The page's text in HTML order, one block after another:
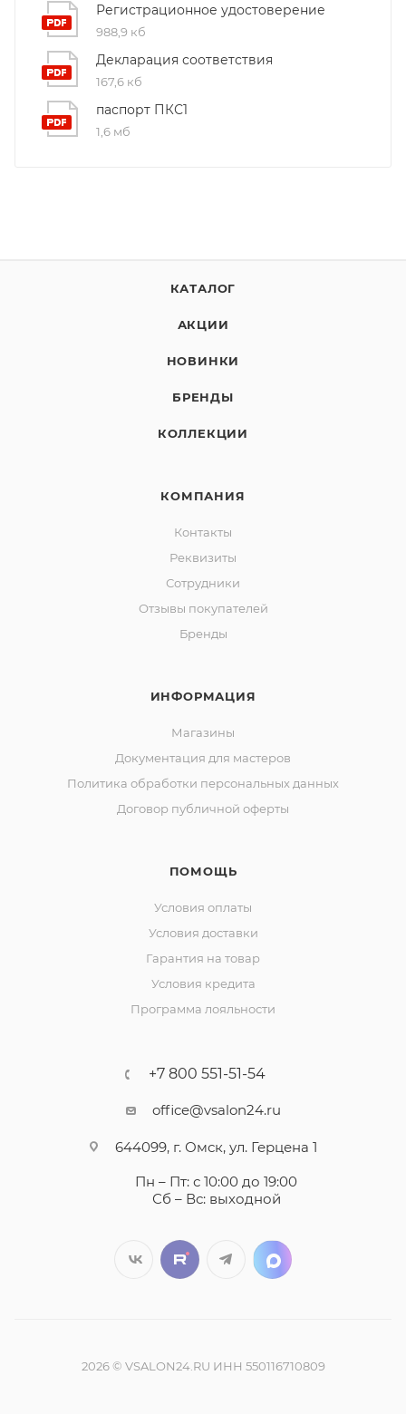
Регистрационное удостоверение
988,9 кб
Декларация соответствия
167,6 кб
паспорт ПКС1
1,6 мб
КАТАЛОГ
АКЦИИ
НОВИНКИ
БРЕНДЫ
КОЛЛЕКЦИИ
КОМПАНИЯ
Контакты
Реквизиты
Сотрудники
Отзывы покупателей
Бренды
ИНФОРМАЦИЯ
Магазины
Документация для мастеров
Политика обработки персональных данных
Договор публичной оферты
ПОМОЩЬ
Условия оплаты
Условия доставки
Гарантия на товар
Условия кредита
Программа лояльности
+7 800 551-51-54
office@vsalon24.ru
644099, г. Омск, ул. Герцена 1
Пн – Пт: с 10:00 до 19:00
Сб – Вс: выходной
2026 © VSALON24.RU ИНН 550116710809